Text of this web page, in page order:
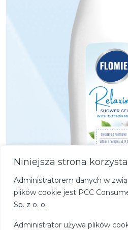
Niniejsza strona
Administratorem danych w
plików cookie jest PCC
Sp. z o. o.
Administrator używa plików